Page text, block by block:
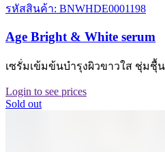
รหัสสินค้า: BNWHDE0001198
Age Bright & White serum
เซรั่มเข้มข้นบำรุงผิวขาวใส ชุ่มชุื้
Login to see prices
Sold out